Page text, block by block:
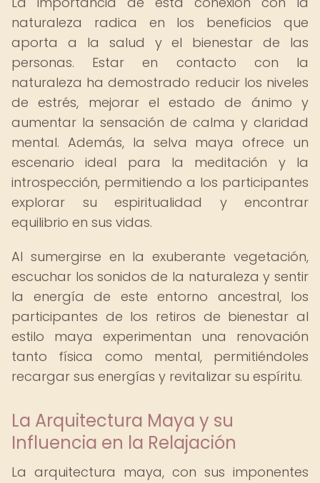
naturaleza radica en los beneficios que
aporta a la salud y el bienestar de las
personas. Estar en contacto con la
naturaleza ha demostrado reducir los niveles
de estrés, mejorar el estado de ánimo y
aumentar la sensación de calma y claridad
mental. Además, la selva maya ofrece un
escenario ideal para la meditación y la
introspección, permitiendo a los participantes
explorar su espiritualidad y encontrar
equilibrio en sus vidas.
Al sumergirse en la exuberante vegetación,
escuchar los sonidos de la naturaleza y sentir
la energía de este entorno ancestral, los
participantes de los retiros de bienestar al
estilo maya experimentan una renovación
tanto física como mental, permitiéndoles
recargar sus energías y revitalizar su espíritu.
La Arquitectura Maya y su
Influencia en la Relajación
La arquitectura maya, con sus imponentes